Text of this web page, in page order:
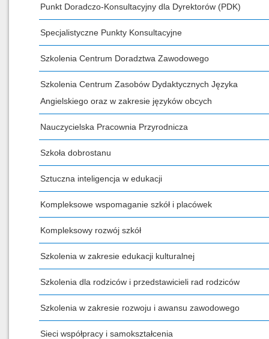
Punkt Doradczo-Konsultacyjny dla Dyrektorów (PDK)
Specjalistyczne Punkty Konsultacyjne
Szkolenia Centrum Doradztwa Zawodowego
Szkolenia Centrum Zasobów Dydaktycznych Języka
Angielskiego oraz w zakresie języków obcych
Nauczycielska Pracownia Przyrodnicza
Szkoła dobrostanu
Sztuczna inteligencja w edukacji
Kompleksowe wspomaganie szkół i placówek
Kompleksowy rozwój szkół
Szkolenia w zakresie edukacji kulturalnej
Szkolenia dla rodziców i przedstawicieli rad rodziców
Szkolenia w zakresie rozwoju i awansu zawodowego
Sieci współpracy i samokształcenia